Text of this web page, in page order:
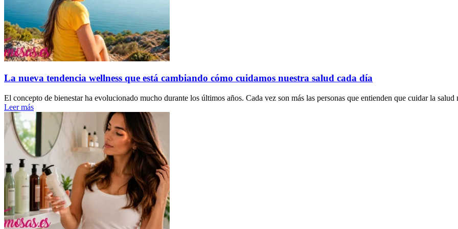
La nueva tendencia wellness que está cambiando cómo cuidamos nuestra salud cada día
El concepto de bienestar ha evolucionado mucho durante los últimos años. Cada vez son más las personas que entienden que cuidar la salud
Leer más